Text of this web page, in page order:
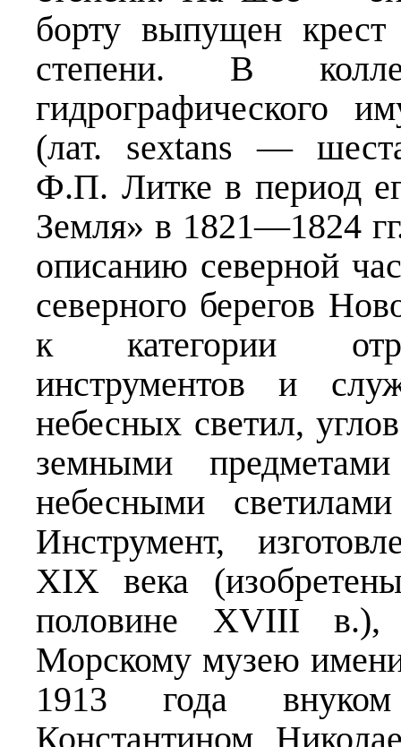
борту выпущен
степени. В
гидрографического
(лат. sextans —
Ф.П. Литке в период
Земля» в 1821—1824
описанию северной
северного берегов
к категории
инструментов и
небесных светил,
земными
небесными
Инструмент,
XIX века
половине XVIII
Морскому музею
1913 года внуком
Константином